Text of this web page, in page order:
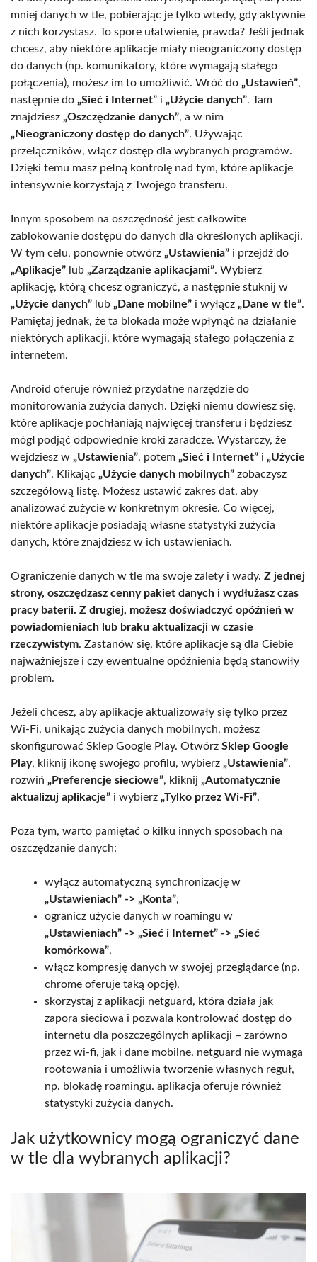
mniej danych w tle, pobierając je tylko wtedy, gdy aktywnie
z nich korzystasz. To spore ułatwienie, prawda? Jeśli jednak
chcesz, aby niektóre aplikacje miały nieograniczony dostęp
do danych (np. komunikatory, które wymagają stałego
połączenia), możesz im to umożliwić. Wróć do „Ustawień”,
następnie do „Sieć i Internet” i „Użycie danych”. Tam
znajdziesz „Oszczędzanie danych”, a w nim
„Nieograniczony dostęp do danych”. Używając
przełączników, włącz dostęp dla wybranych programów.
Dzięki temu masz pełną kontrolę nad tym, które aplikacje
intensywnie korzystają z Twojego transferu.
Innym sposobem na oszczędność jest całkowite
zablokowanie dostępu do danych dla określonych aplikacji.
W tym celu, ponownie otwórz „Ustawienia” i przejdź do
„Aplikacje” lub „Zarządzanie aplikacjami”. Wybierz
aplikację, którą chcesz ograniczyć, a następnie stuknij w
„Użycie danych” lub „Dane mobilne” i wyłącz „Dane w tle”.
Pamiętaj jednak, że ta blokada może wpłynąć na działanie
niektórych aplikacji, które wymagają stałego połączenia z
internetem.
Android oferuje również przydatne narzędzie do
monitorowania zużycia danych. Dzięki niemu dowiesz się,
które aplikacje pochłaniają najwięcej transferu i będziesz
mógł podjąć odpowiednie kroki zaradcze. Wystarczy, że
wejdziesz w „Ustawienia”, potem „Sieć i Internet” i „Użycie
danych”. Klikając „Użycie danych mobilnych” zobaczysz
szczegółową listę. Możesz ustawić zakres dat, aby
analizować zużycie w konkretnym okresie. Co więcej,
niektóre aplikacje posiadają własne statystyki zużycia
danych, które znajdziesz w ich ustawieniach.
Ograniczenie danych w tle ma swoje zalety i wady. Z jednej
strony, oszczędzasz cenny pakiet danych i wydłużasz czas
pracy baterii. Z drugiej, możesz doświadczyć opóźnień w
powiadomieniach lub braku aktualizacji w czasie
rzeczywistym. Zastanów się, które aplikacje są dla Ciebie
najważniejsze i czy ewentualne opóźnienia będą stanowiły
problem.
Jeżeli chcesz, aby aplikacje aktualizowały się tylko przez
Wi-Fi, unikając zużycia danych mobilnych, możesz
skonfigurować Sklep Google Play. Otwórz Sklep Google
Play, kliknij ikonę swojego profilu, wybierz „Ustawienia”,
rozwiń „Preferencje sieciowe”, kliknij „Automatycznie
aktualizuj aplikacje” i wybierz „Tylko przez Wi-Fi”.
Poza tym, warto pamiętać o kilku innych sposobach na
oszczędzanie danych:
wyłącz automatyczną synchronizację w
„Ustawieniach” -> „Konta”,
ogranicz użycie danych w roamingu w
„Ustawieniach” -> „Sieć i Internet” -> „Sieć
komórkowa”,
włącz kompresję danych w swojej przeglądarce (np.
chrome oferuje taką opcję),
skorzystaj z aplikacji netguard, która działa jak
zapora sieciowa i pozwala kontrolować dostęp do
internetu dla poszczególnych aplikacji – zarówno
przez wi-fi, jak i dane mobilne. netguard nie wymaga
rootowania i umożliwia tworzenie własnych reguł,
np. blokadę roamingu. aplikacja oferuje również
statystyki zużycia danych.
Jak użytkownicy mogą ograniczyć dane
w tle dla wybranych aplikacji?